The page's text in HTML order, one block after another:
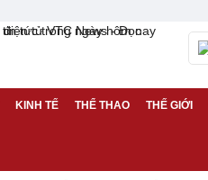
KINH TẾ THỂ THAO THẾ GIỚI